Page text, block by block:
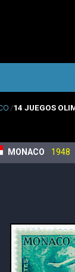
14 JUEGOS
MONACO 1948